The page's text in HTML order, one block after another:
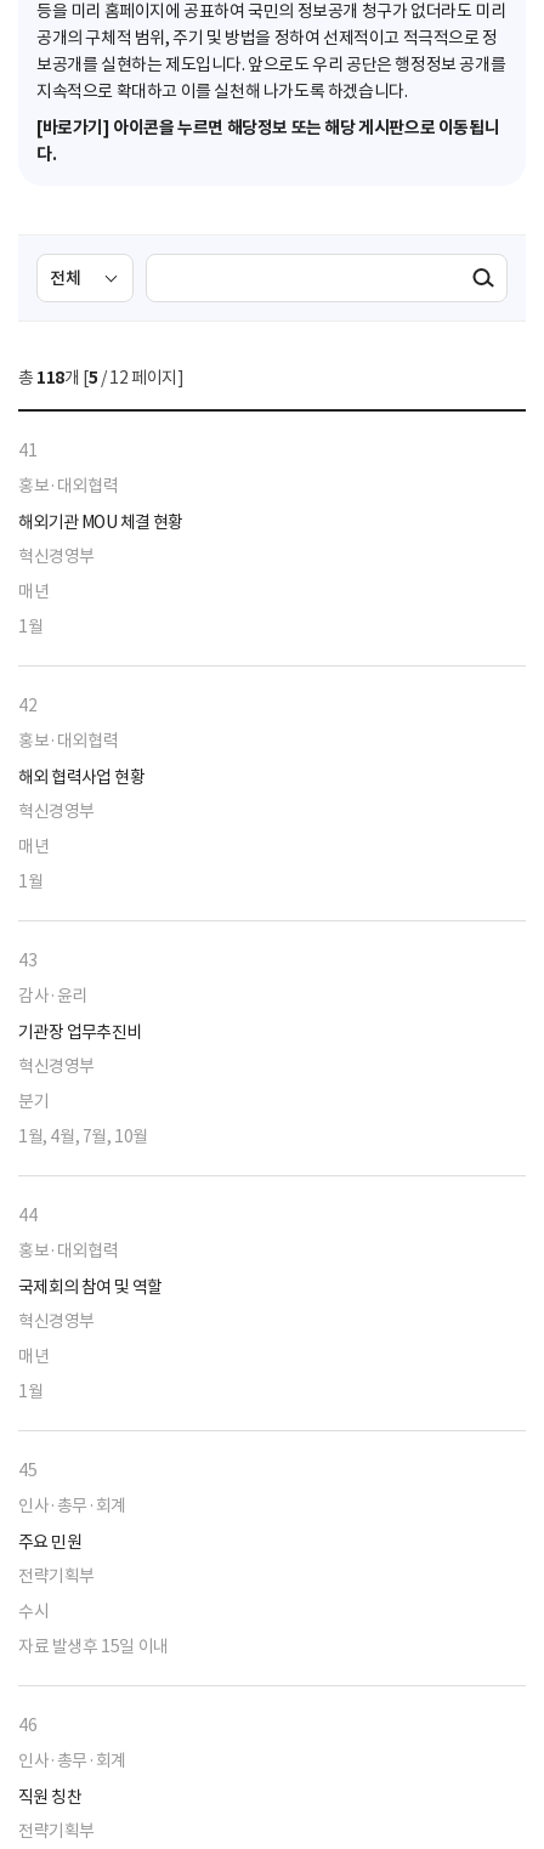
등을 미리 홈페이지에 공표하여 국민의 정보공개 청구가 없더라도 미리
공개의 구체적 범위, 주기 및 방법을 정하여 선제적이고 적극적으로 정
보공개를 실현하는 제도입니다. 앞으로도 우리 공단은 행정정보 공개를
지속적으로 확대하고 이를 실천해 나가도록 하겠습니다.
[바로가기] 아이콘을 누르면 해당정보 또는 해당 게시판으로 이동됩니
다.
검
색
선
택
색
검색실행
총 118개 [5 / 12 페이지]
41
홍보·대외협력
해외기관 MOU 체결 현황
혁신경영부
매년
1월
42
홍보·대외협력
해외 협력사업 현황
혁신경영부
매년
1월
43
감사·윤리
기관장 업무추진비
혁신경영부
분기
1월, 4월, 7월, 10월
44
홍보·대외협력
국제회의 참여 및 역할
혁신경영부
매년
1월
45
인사·총무·회계
주요 민원
전략기획부
수시
자료 발생후 15일 이내
46
인사·총무·회계
직원 칭찬
전략기획부